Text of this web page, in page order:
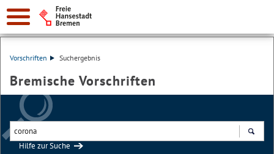
Vorschriften Suchergebnis
Bremische Vorschriften
Hilfe zur Suche